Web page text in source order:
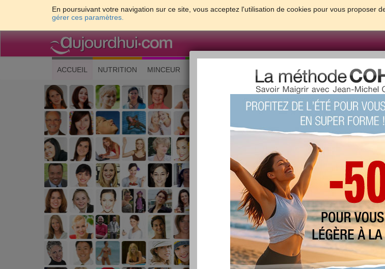
En poursuivant votre navigation sur ce site, vous acceptez l'utilisation de cookies pour vous proposer
gérer ces paramètres.
ACCUEIL (current)
NUTRITION MINCEUR FORME & SANTE PSYCHO & TESTS
Les meilleures solutions pour maigrir et
PLUS
EFFICACE
PLUS
SANTÉ